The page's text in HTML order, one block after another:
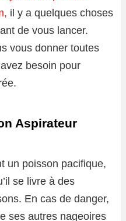
il y a quelques choses
de vous lancer.
vous donner toutes
besoin pour
Aspirateur
un poisson pacifique,
se livre à des
En cas de danger,
ses autres nageoires